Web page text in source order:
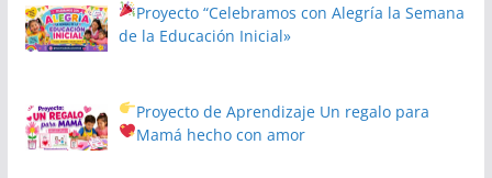
Proyecto“Celebramos con Alegría la Semana
de la Educación Inicial»
Proyecto de Aprendizaje Un regalo para
Mamá hecho con amor